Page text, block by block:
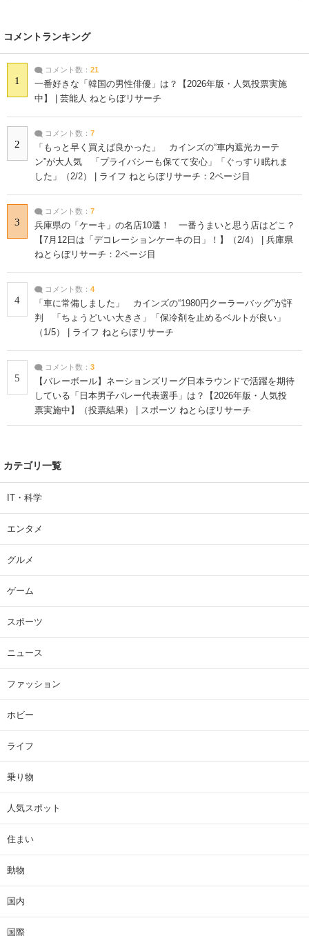
コメントランキング
1
コメント数： 21
一番好きな「韓国の男性俳優」は？【2026年版・人気投票実施
中】 | 芸能人 ねとらぼリサーチ
2
コメント数： 7
「もっと早く買えば良かった」 カインズの“車内遮光カーテ
ン”が大人気 「プライバシーも保てて安心」「ぐっすり眠れま
した」（2/2） | ライフ ねとらぼリサーチ：2ページ目
3
コメント数： 7
兵庫県の「ケーキ」の名店10選！ 一番うまいと思う店はどこ？
【7月12日は「デコレーションケーキの日」！】（2/4） | 兵庫県
ねとらぼリサーチ：2ページ目
4
コメント数： 4
「車に常備しました」 カインズの“1980円クーラーバッグ”が評
判 「ちょうどいい大きさ」「保冷剤を止めるベルトが良い」
（1/5） | ライフ ねとらぼリサーチ
5
コメント数： 3
【バレーボール】ネーションズリーグ日本ラウンドで活躍を期待
している「日本男子バレー代表選手」は？【2026年版・人気投
票実施中】（投票結果） | スポーツ ねとらぼリサーチ
カテゴリ一覧
IT・科学
エンタメ
グルメ
ゲーム
スポーツ
ニュース
ファッション
ホビー
ライフ
乗り物
人気スポット
住まい
動物
国内
国際